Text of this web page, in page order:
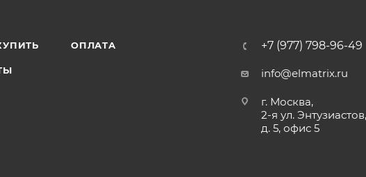
ОПЛАТА +7 (977) 798-96-49
info@elmatrix.ru
г. Москва,
2-я ул. Энтузиастов,
д. 5, офис 5